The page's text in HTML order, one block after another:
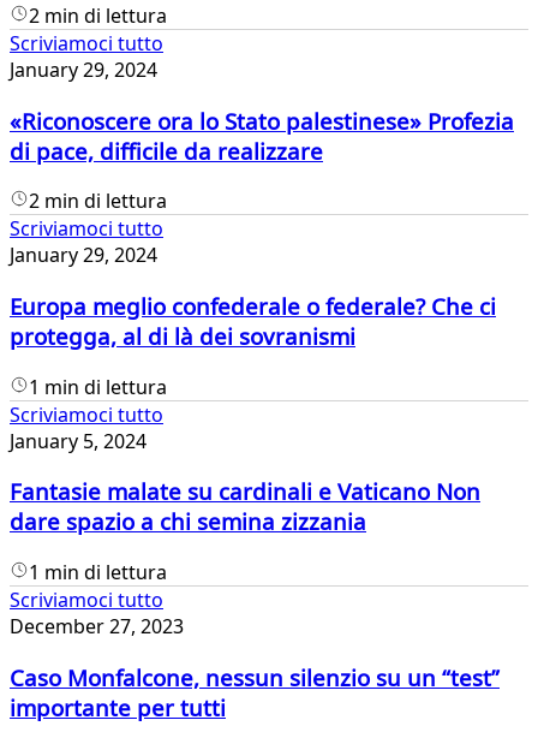
2 min di lettura
Scriviamoci tutto
January 29, 2024
«Riconoscere ora lo Stato palestinese» Profezia
di pace, difficile da realizzare
2 min di lettura
Scriviamoci tutto
January 29, 2024
Europa meglio confederale o federale? Che ci
protegga, al di là dei sovranismi
1 min di lettura
Scriviamoci tutto
January 5, 2024
Fantasie malate su cardinali e Vaticano Non
dare spazio a chi semina zizzania
1 min di lettura
Scriviamoci tutto
December 27, 2023
Caso Monfalcone, nessun silenzio su un “test”
importante per tutti